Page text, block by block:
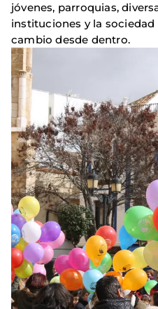
jóvenes, parroquias,
instituciones y la
cambio desde dentro.